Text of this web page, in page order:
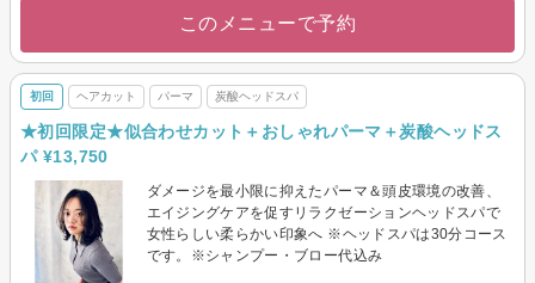
このメニューで予約
初回 ヘアカット パーマ 炭酸ヘッドスパ
★初回限定★似合わせカット＋おしゃれパーマ＋炭酸ヘッドス
パ ¥13,750
ダメージを最小限に抑えたパーマ＆頭皮環境の改善、
エイジングケアを促すリラクゼーションヘッドスパで
女性らしい柔らかい印象へ ※ヘッドスパは30分コース
です。※シャンプー・ブロー代込み